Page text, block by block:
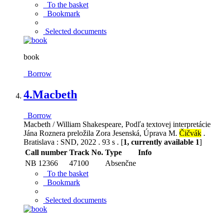
To the basket
Bookmark
Selected documents
book
Borrow
4.Macbeth
Borrow
Macbeth / William Shakespeare, Podľa textovej interpretácie
Jána Roznera preložila Zora Jesenská, Úprava M. Čičvák .
Bratislava : SND, 2022 . 93 s . [1, currently available 1]
Call number Track No. Type
Info
NB 12366
47100
Absenčne
To the basket
Bookmark
Selected documents